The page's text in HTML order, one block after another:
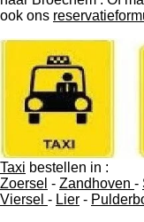
ook ons
Taxi bestellen in :
Zoersel - Zandhoven -
Viersel - Lier -